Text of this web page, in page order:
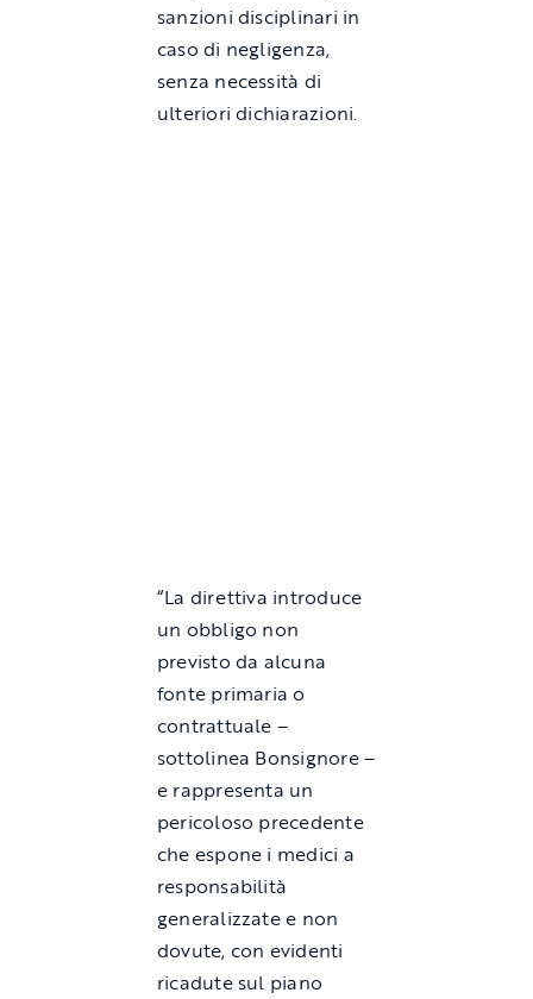
sanzioni disciplinari in
caso di negligenza,
senza necessità di
ulteriori dichiarazioni.
“La direttiva introduce
un obbligo non
previsto da alcuna
fonte primaria o
contrattuale –
sottolinea Bonsignore –
e rappresenta un
pericoloso precedente
che espone i medici a
responsabilità
generalizzate e non
dovute, con evidenti
ricadute sul piano